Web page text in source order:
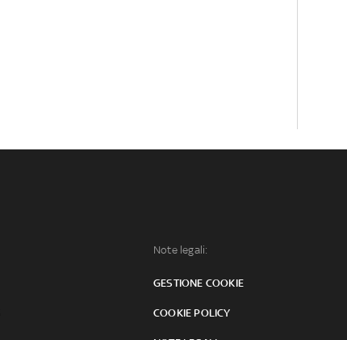
Note legali:
GESTIONE COOKIE
COOKIE POLICY